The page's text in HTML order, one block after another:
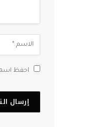
احفظ